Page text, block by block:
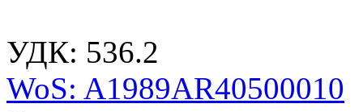
УДК: 536.2
WoS: A1989AR40500010